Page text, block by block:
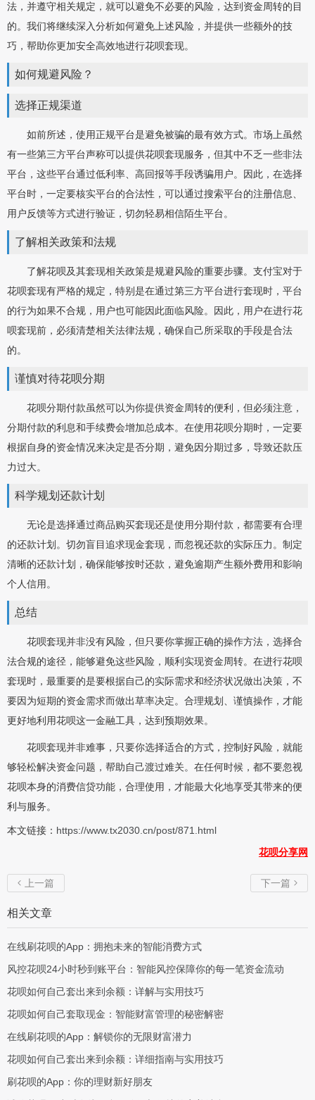
法，并遵守相关规定，就可以避免不必要的风险，达到资金周转的目
的。我们将继续深入分析如何避免上述风险，并提供一些额外的技
巧，帮助你更加安全高效地进行花呗套现。
如何规避风险？
选择正规渠道
如前所述，使用正规平台是避免被骗的最有效方式。市场上虽然
有一些第三方平台声称可以提供花呗套现服务，但其中不乏一些非法
平台，这些平台通过低利率、高回报等手段诱骗用户。因此，在选择
平台时，一定要核实平台的合法性，可以通过搜索平台的注册信息、
用户反馈等方式进行验证，切勿轻易相信陌生平台。
了解相关政策和法规
了解花呗及其套现相关政策是规避风险的重要步骤。支付宝对于
花呗套现有严格的规定，特别是在通过第三方平台进行套现时，平台
的行为如果不合规，用户也可能因此面临风险。因此，用户在进行花
呗套现前，必须清楚相关法律法规，确保自己所采取的手段是合法
的。
谨慎对待花呗分期
花呗分期付款虽然可以为你提供资金周转的便利，但必须注意，
分期付款的利息和手续费会增加总成本。在使用花呗分期时，一定要
根据自身的资金情况来决定是否分期，避免因分期过多，导致还款压
力过大。
科学规划还款计划
无论是选择通过商品购买套现还是使用分期付款，都需要有合理
的还款计划。切勿盲目追求现金套现，而忽视还款的实际压力。制定
清晰的还款计划，确保能够按时还款，避免逾期产生额外费用和影响
个人信用。
总结
花呗套现并非没有风险，但只要你掌握正确的操作方法，选择合
法合规的途径，能够避免这些风险，顺利实现资金周转。在进行花呗
套现时，最重要的是要根据自己的实际需求和经济状况做出决策，不
要因为短期的资金需求而做出草率决定。合理规划、谨慎操作，才能
更好地利用花呗这一金融工具，达到预期效果。
花呗套现并非难事，只要你选择适合的方式，控制好风险，就能
够轻松解决资金问题，帮助自己渡过难关。在任何时候，都不要忽视
花呗本身的消费信贷功能，合理使用，才能最大化地享受其带来的便
利与服务。
本文链接： https://www.tx2030.cn/post/871.html
花呗分享网
 上一篇 下一篇 
相关文章
在线刷花呗的App：拥抱未来的智能消费方式
风控花呗24小时秒到账平台：智能风控保障你的每一笔资金流动
花呗如何自己套出来到余额：详解与实用技巧
花呗如何自己套取现金：智能财富管理的秘密解密
在线刷花呗的App：解锁你的无限财富潜力
花呗如何自己套出来到余额：详细指南与实用技巧
刷花呗的App：你的理财新好朋友